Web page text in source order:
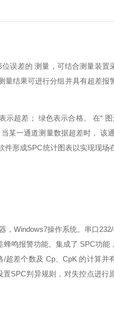
误差的 测量，可结合测量装置
结果可进行分组并具有超差报
示超差； 绿色表示合格。 在“
某一通道测量数据超差时， 该
形成SPC统计图表以实现现场
，Windows7操作系统。串口
鸣报警功能。集成了 SPC功能
超差个数及 Cp、CpK 的计算并
SPC判异规则，对失控点进行